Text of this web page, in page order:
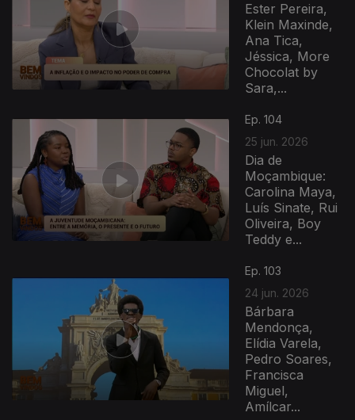
Ester Pereira,
Klein Maxinde,
Ana Tica,
Jéssica, More
Chocolat by
Sara,...
Ep. 104
25 jun. 2026
Dia de
Moçambique:
Carolina Maya,
Luís Sinate, Rui
Oliveira, Boy
Teddy e...
Ep. 103
24 jun. 2026
Bárbara
Mendonça,
Elídia Varela,
Pedro Soares,
Francisca
Miguel,
Amílcar...